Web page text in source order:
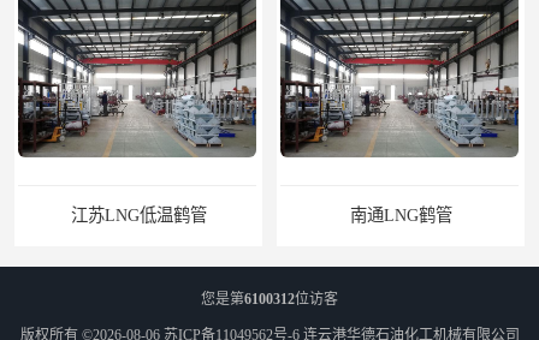
南通LNG鹤管 江苏LNG鹤管
您是第6100312位访客
版权所有 ©2026-08-06 苏ICP备11049562号-6 连云港华德石油化工机械有限公司